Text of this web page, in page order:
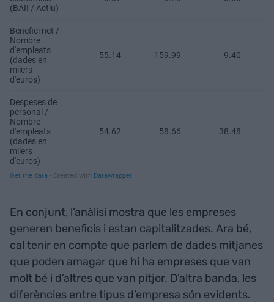
En conjunt, l’anàlisi mostra que les empreses
generen beneficis i estan capitalitzades. Ara bé,
cal tenir en compte que parlem de dades mitjanes
que poden amagar que hi ha empreses que van
molt bé i d’altres que van pitjor. D'altra banda, les
diferències entre tipus d’empresa són evidents.